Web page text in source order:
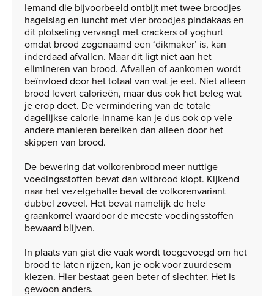
Iemand die bijvoorbeeld ontbijt met twee broodjes
hagelslag en luncht met vier broodjes pindakaas en
dit plotseling vervangt met crackers of yoghurt
omdat brood zogenaamd een ‘dikmaker’ is, kan
inderdaad afvallen. Maar dit ligt niet aan het
elimineren van brood. Afvallen of aankomen wordt
beïnvloed door het totaal van wat je eet. Niet alleen
brood levert calorieën, maar dus ook het beleg wat
je erop doet. De vermindering van de totale
dagelijkse calorie-inname kan je dus ook op vele
andere manieren bereiken dan alleen door het
skippen van brood.
De bewering dat volkorenbrood meer nuttige
voedingsstoffen bevat dan witbrood klopt. Kijkend
naar het vezelgehalte bevat de volkorenvariant
dubbel zoveel. Het bevat namelijk de hele
graankorrel waardoor de meeste voedingsstoffen
bewaard blijven.
In plaats van gist die vaak wordt toegevoegd om het
brood te laten rijzen, kan je ook voor zuurdesem
kiezen. Hier bestaat geen beter of slechter. Het is
gewoon anders.